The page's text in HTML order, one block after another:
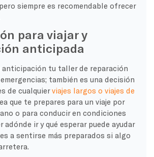
siempre es recomendable ofrecer
para viajar y
anticipada
anticipación tu taller de reparación
también es una decisión
de cualquierviajes largos o viajes de
que te prepares para un viaje por
o para conducir en condiciones
adónde ir y qué esperar puede ayudar
a sentirse más preparados si algo